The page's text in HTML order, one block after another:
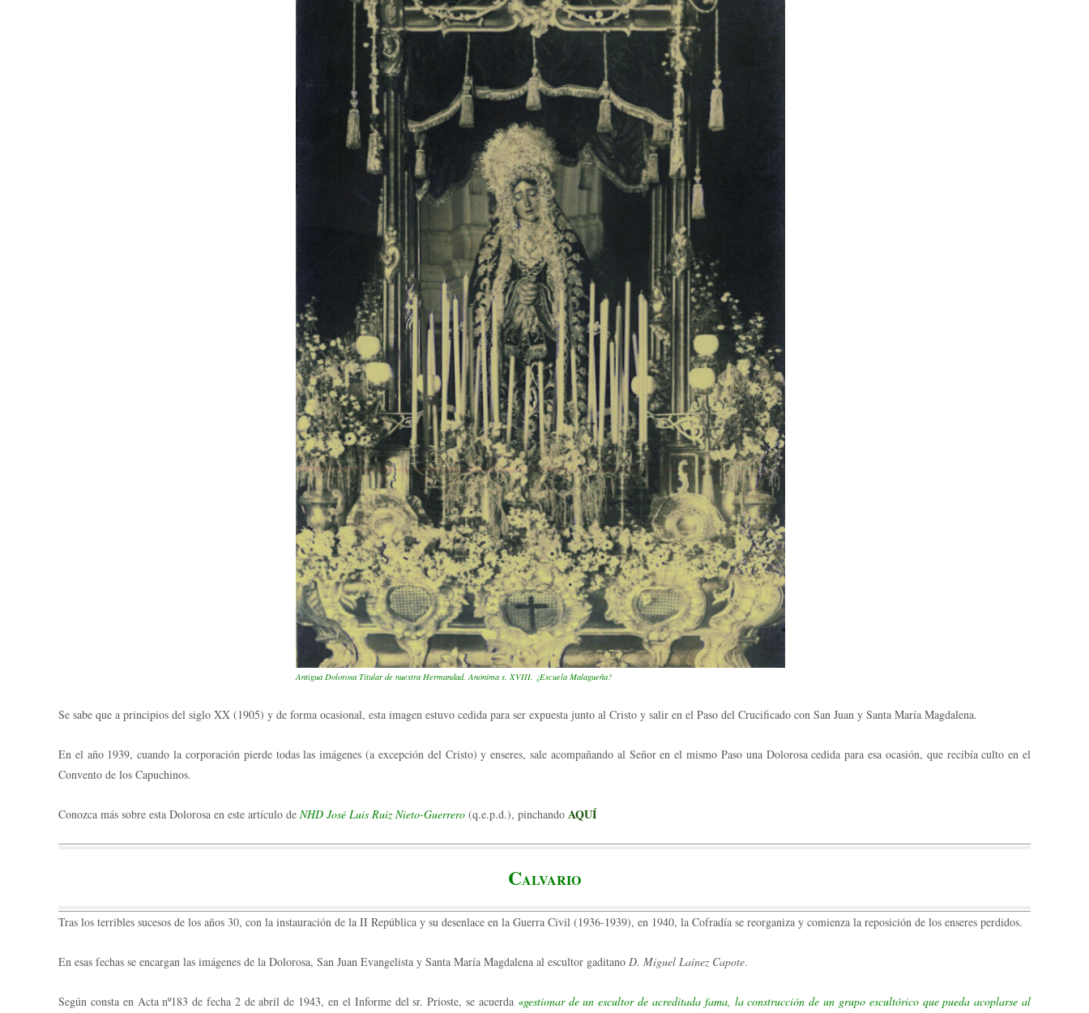
Antigua Dolorosa Titular de nuestra Hermandad. Anónima s. XVIII. ¿Escuela Malagueña?
Se sabe que a principios del siglo XX (1905) y de forma ocasional, esta imagen estuvo cedida para ser expuesta junto al Cristo y salir en el Paso del Crucificado con San Juan y Santa María Magdalena.
En el año 1939, cuando la corporación pierde todas las imágenes (a excepción del Cristo) y enseres, sale acompañando al Señor en el mismo Paso una Dolorosa cedida para esa ocasión, que recibía culto en el
Convento de los Capuchinos.
Conozca más sobre esta Dolorosa en este artículo de NHD José Luis Ruiz Nieto-Guerrero (q.e.p.d.), pinchando AQUÍ
CALVARIO
Tras los terribles sucesos de los años 30, con la instauración de la II República y su desenlace en la Guerra Civil (1936-1939), en 1940, la Cofradía se reorganiza y comienza la reposición de los enseres perdidos.
En esas fechas se encargan las imágenes de la Dolorosa, San Juan Evangelista y Santa María Magdalena al escultor gaditano D. Miguel Laínez Capote.
Según consta en Acta nº183 de fecha 2 de abril de 1943, en el Informe del sr. Prioste, se acuerda «gestionar de un escultor de acreditada fama, la construcción de un grupo escultórico que pueda acoplarse al